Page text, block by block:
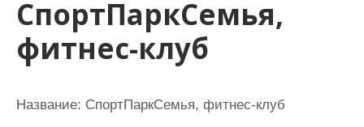
СпортПаркСемья,
фитнес-клуб
Название: СпортПаркСемья, фитнес-клуб